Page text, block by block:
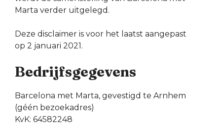
Marta verder uitgelegd.
Deze disclaimer is voor het laatst aangepast
op 2 januari 2021.
Bedrijfsgegevens
Barcelona met Marta, gevestigd te Arnhem
(géén bezoekadres)
KvK: 64582248